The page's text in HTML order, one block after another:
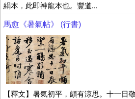
絹本，此即神龍本也。豐道...
馬愈《暑氣帖》 (行書)
【釋文】暑氣初平，頗有涼思。十一日